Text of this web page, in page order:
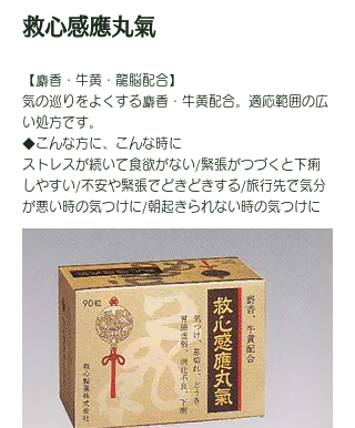
救心感應丸氣
【麝香・牛黄・龍脳配合】
気の巡りをよくする麝香・牛黄配合。適応範囲の広
い処方です。
◆こんな方に、こんな時に
ストレスが続いて食欲がない/緊張がつづくと下痢
しやすい/不安や緊張でどきどきする/旅行先で気分
が悪い時の気つけに/朝起きられない時の気つけに